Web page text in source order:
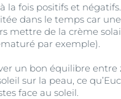
la fois positifs et
dans le temps car
mettre de la crème
par exemple).
un bon équilibre entre
sur la peau, ce
face au soleil.